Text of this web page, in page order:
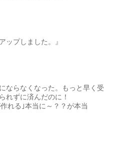
ップしました。』
ならなくなった。もっと早く受
れずに済んだのに！
れる｣本当に～？？が本当